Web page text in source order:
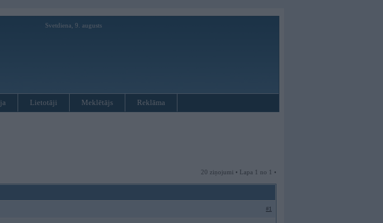
Svetdiena, 9. augusts
Lietotāji Meklētājs Reklāma
20 ziņojumi • Lapa 1 no 1 •
#1